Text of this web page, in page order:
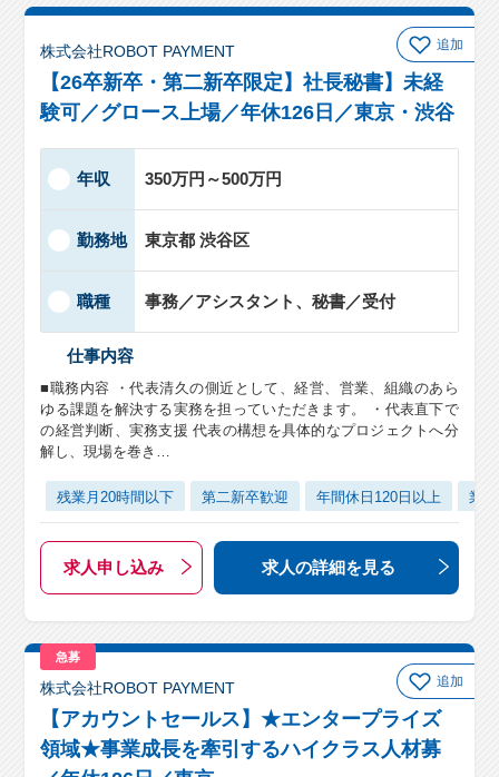
追加
株式会社ROBOT PAYMENT
【26卒新卒・第二新卒限定】社長秘書】未経
験可／グロース上場／年休126日／東京・渋谷
年収 350万円～500万円
勤務地 東京都 渋谷区
職種 事務／アシスタント、秘書／受付
仕事内容
■職務内容 ・代表清久の側近として、経営、営業、組織のあら
ゆる課題を解決する実務を担っていただきます。 ・代表直下で
の経営判断、実務支援 代表の構想を具体的なプロジェクトへ分
解し、現場を巻き…
残業月20時間以下 第二新卒歓迎 年間休日120日以上 業
求人申し込み 求人の詳細を見る
急募
追加
株式会社ROBOT PAYMENT
【アカウントセールス】★エンタープライズ
領域★事業成長を牽引するハイクラス人材募